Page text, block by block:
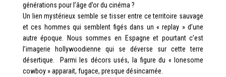
générations pour l’âge d’or du cinéma ?
Un lien mystérieux semble se tisser entre ce territoire sauvage
et ces hommes qui semblent figés dans un « replay » d’une
autre époque. Nous sommes en Espagne et pourtant c’est
l’imagerie hollywoodienne qui se déverse sur cette terre
désertique. Parmi les décors usés, la figure du « lonesome
cowboy » apparait, fugace, presque désincarnée.